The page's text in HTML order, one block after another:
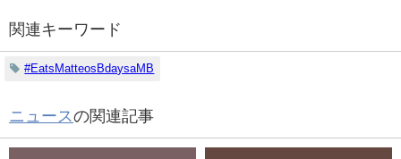
関連キーワード
#EatsMatteosBdaysaMB
ニュースの関連記事